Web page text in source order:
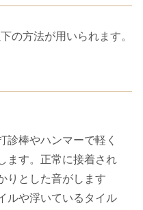
の方法が用いられます。
診棒やハンマーで軽く
ます。正常に接着され
りとした音がします
ルや浮いているタイル